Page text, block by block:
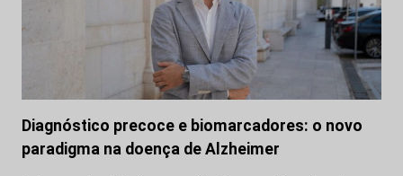
Diagnóstico precoce e biomarcadores: o novo
paradigma na doença de Alzheimer